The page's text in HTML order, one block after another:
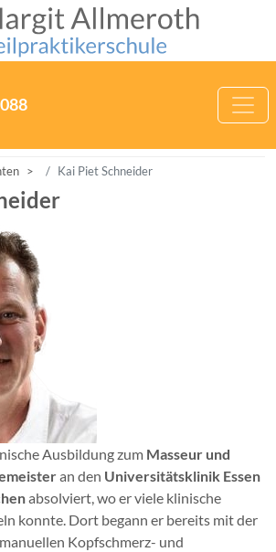
Margit Allmeroth springen
Kai Piet Schneider
Ausbildung zum Masseur und
an den Universitätsklinik Essen
absolviert, wo er viele klinische
konnte. Dort begann er bereits mit der
Kopfschmerz- und